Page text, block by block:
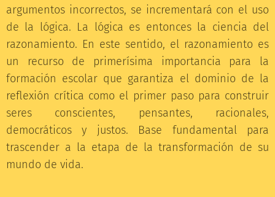
argumentos incorrectos, se incrementará con el uso
de la lógica. La lógica es entonces la ciencia del
razonamiento. En este sentido, el razonamiento es
un recurso de primerísima importancia para la
formación escolar que garantiza el dominio de la
reflexión crítica como el primer paso para construir
seres conscientes, pensantes, racionales,
democráticos y justos. Base fundamental para
trascender a la etapa de la transformación de su
mundo de vida.